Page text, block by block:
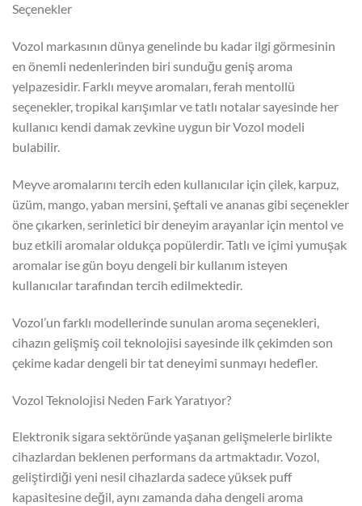
Seçenekler
Vozol markasının dünya genelinde bu kadar ilgi görmesinin
en önemli nedenlerinden biri sunduğu geniş aroma
yelpazesidir. Farklı meyve aromaları, ferah mentollü
seçenekler, tropikal karışımlar ve tatlı notalar sayesinde her
kullanıcı kendi damak zevkine uygun bir Vozol modeli
bulabilir.
Meyve aromalarını tercih eden kullanıcılar için çilek, karpuz,
üzüm, mango, yaban mersini, şeftali ve ananas gibi seçenekler
öne çıkarken, serinletici bir deneyim arayanlar için mentol ve
buz etkili aromalar oldukça popülerdir. Tatlı ve içimi yumuşak
aromalar ise gün boyu dengeli bir kullanım isteyen
kullanıcılar tarafından tercih edilmektedir.
Vozol’un farklı modellerinde sunulan aroma seçenekleri,
cihazın gelişmiş coil teknolojisi sayesinde ilk çekimden son
çekime kadar dengeli bir tat deneyimi sunmayı hedefler.
Vozol Teknolojisi Neden Fark Yaratıyor?
Elektronik sigara sektöründe yaşanan gelişmelerle birlikte
cihazlardan beklenen performans da artmaktadır. Vozol,
geliştirdiği yeni nesil cihazlarda sadece yüksek puff
kapasitesine değil, aynı zamanda daha dengeli aroma